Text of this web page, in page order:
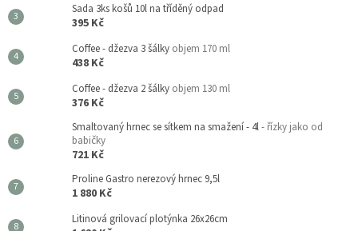
Sada 3ks košů 10l na tříděný odpad
395 Kč
Coffee - džezva 3 šálky objem 170 ml
438 Kč
Coffee - džezva 2 šálky objem 130 ml
376 Kč
Smaltovaný hrnec se sítkem na smažení - 4l- řízky jako od
babičky
721 Kč
Proline Gastro nerezový hrnec 9,5l
1 880 Kč
Litinová grilovací plotýnka 26x26cm